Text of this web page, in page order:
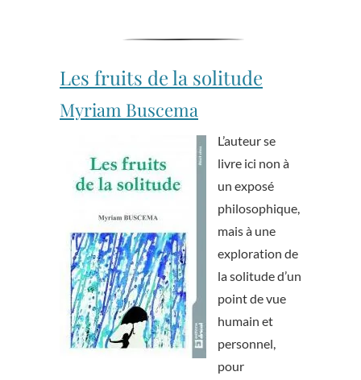
Les fruits de la solitude
Myriam Buscema
L’auteur se
livre ici non à
un exposé
philosophique,
mais à une
exploration de
la solitude d’un
point de vue
humain et
personnel,
pour